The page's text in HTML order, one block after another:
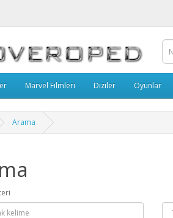
Marvel Filmleri Diziler Oyunlar
Arama